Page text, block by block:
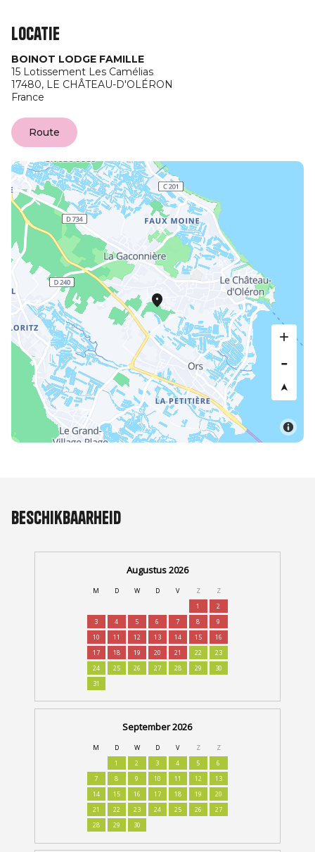
Locatie
BOINOT LODGE FAMILLE
15 Lotissement Les Camélias
17480, LE CHÂTEAU-D'OLÉRON
France
Route
Beschikbaarheid